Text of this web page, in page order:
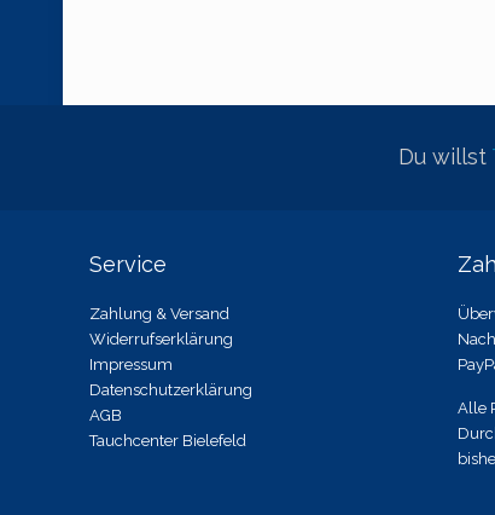
Du willst
Service
Zahlung & Versand
Widerrufserklärung
Impressum
Datenschutzerklärung
AGB
Tauchcenter Bielefeld
Alle